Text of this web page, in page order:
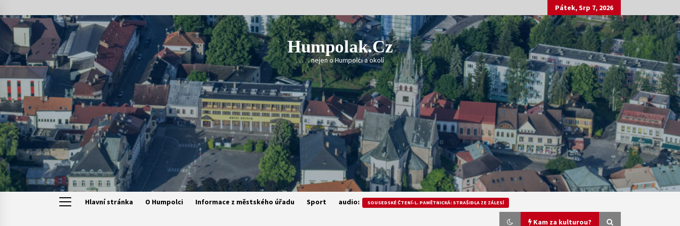
to
content
Pátek, Srp 7, 2026
Humpolak.cz
. . . . . nejen o Humpolci a okolí
Hlavní stránka O Humpolci Informace z městského úřadu Sport audio: SOUSEDSKÉ ČTENÍ-L. PAMĚTNICKÁ: STRAŠIDLA ZE ZÁLESÍ
Kam za kulturou?